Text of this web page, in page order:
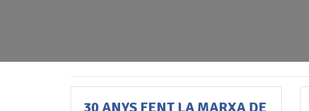
30 ANYS FENT LA MARXA DE